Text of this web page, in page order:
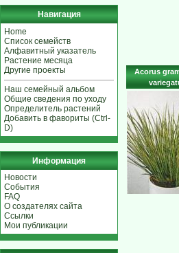
Навигация
Home
Список семейств
Алфавитный указатель
Растение месяца
Другие проекты
Наш семейный альбом
Общие сведения по уходу
Определитель растений
Добавить в фавориты (Ctrl-
D)
Информация
Новости
События
FAQ
О создателях сайта
Ссылки
Мои публикации
Acorus